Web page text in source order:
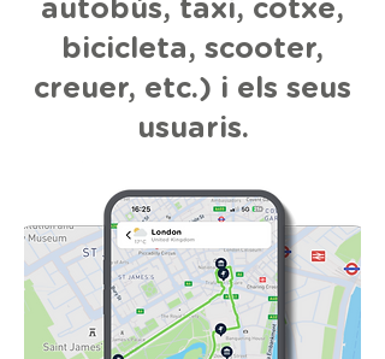
autobús, taxi, cotxe,
bicicleta, scooter,
creuer, etc.) i els seus
usuaris.